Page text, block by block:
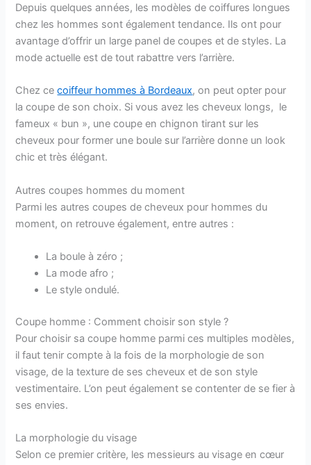
Depuis quelques années, les modèles de coiffures longues
chez les hommes sont également tendance. Ils ont pour
avantage d’offrir un large panel de coupes et de styles. La
mode actuelle est de tout rabattre vers l’arrière.
Chez cecoiffeur hommes à Bordeaux, on peut opter pour
la coupe de son choix. Si vous avez les cheveux longs, le
fameux « bun », une coupe en chignon tirant sur les
cheveux pour former une boule sur l’arrière donne un look
chic et très élégant.
Autres coupes hommes du moment
Parmi les autres coupes de cheveux pour hommes du
moment, on retrouve également, entre autres :
La boule à zéro ;
La mode afro ;
Le style ondulé.
Coupe homme : Comment choisir son style ?
Pour choisir sa coupe homme parmi ces multiples modèles,
il faut tenir compte à la fois de la morphologie de son
visage, de la texture de ses cheveux et de son style
vestimentaire. L’on peut également se contenter de se fier à
ses envies.
La morphologie du visage
Selon ce premier critère, les messieurs au visage en cœur